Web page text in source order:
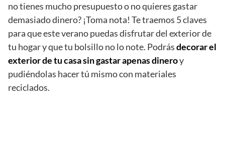
no tienes mucho presupuesto o no quieres gastar
demasiado dinero? ¡Toma nota! Te traemos 5 claves
para que este verano puedas disfrutar del exterior de
tu hogar y que tu bolsillo no lo note. Podrásdecorar el
exterior de tu casa sin gastar apenas dineroy
pudiéndolas hacer tú mismo con materiales
reciclados.